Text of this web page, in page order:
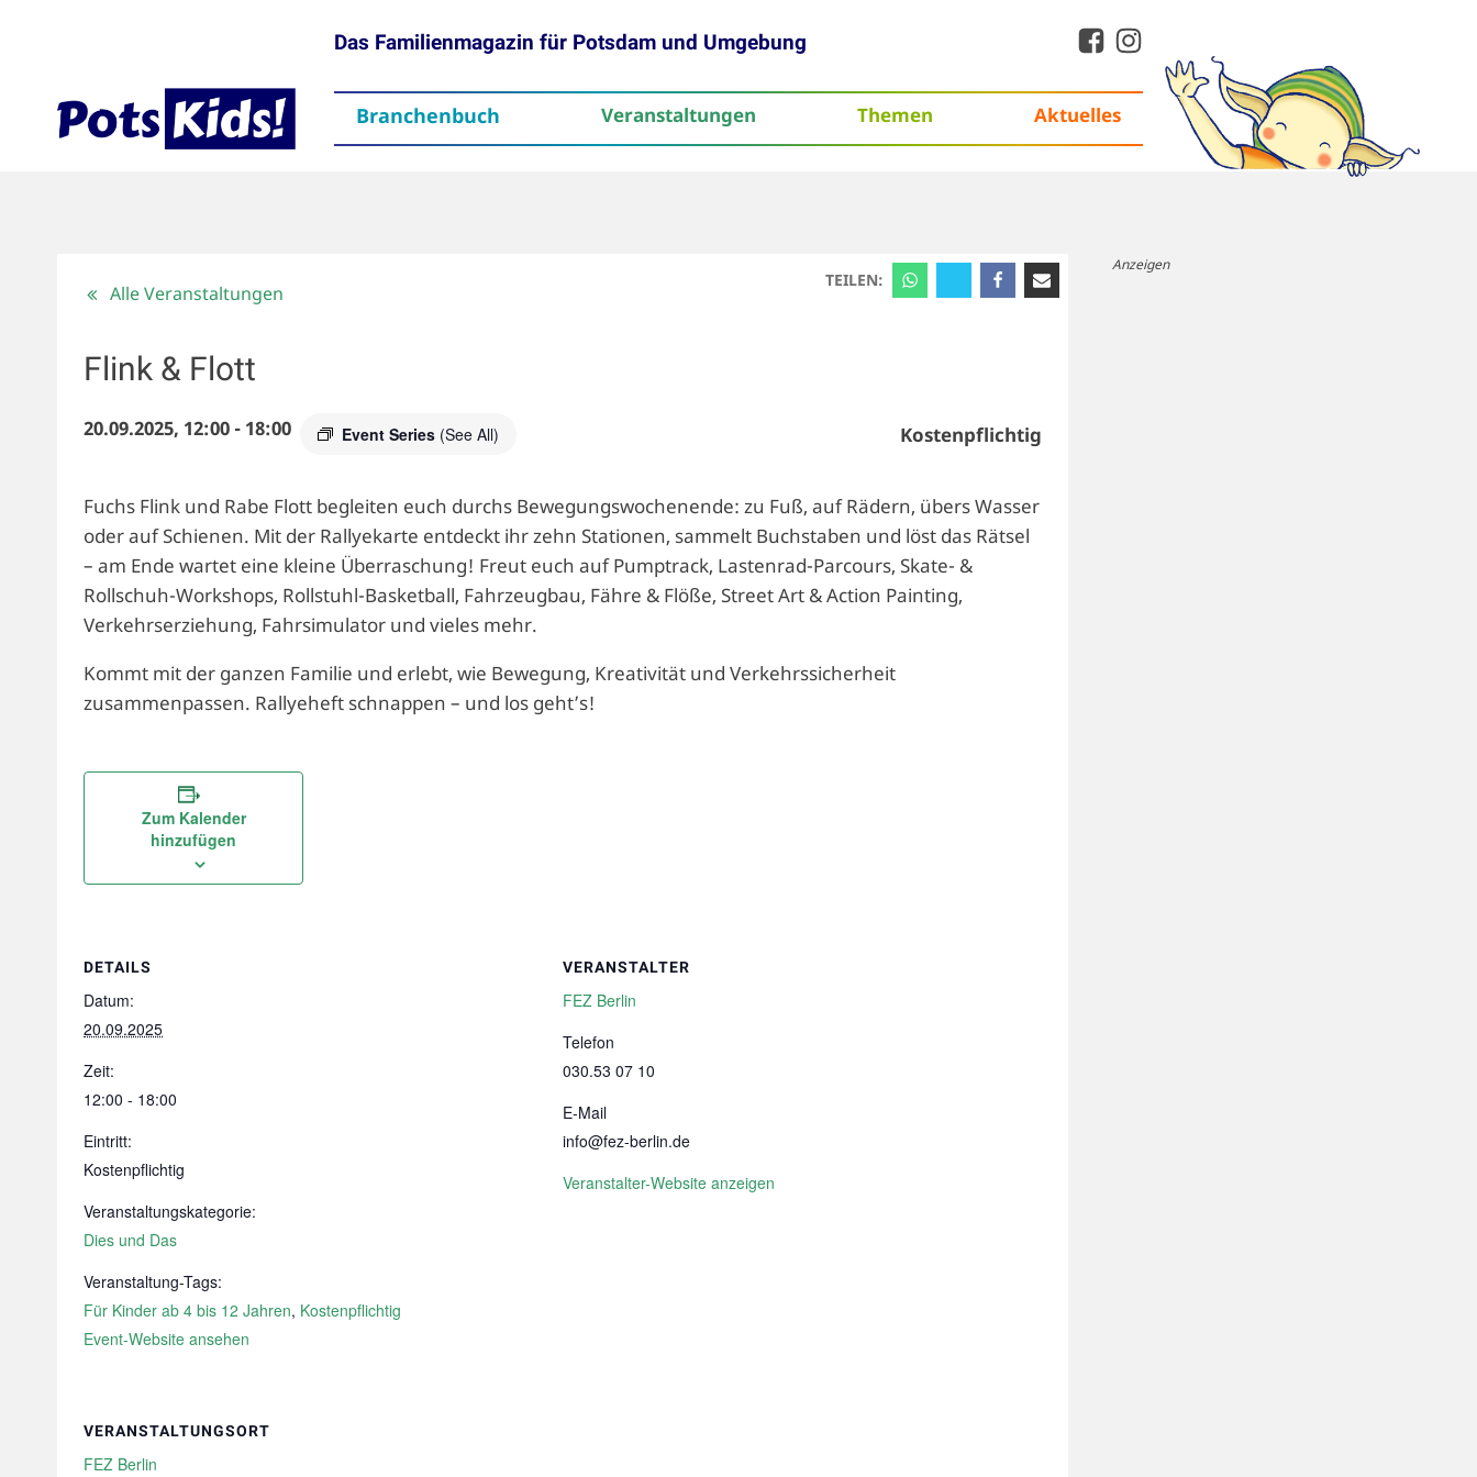
Das Familienmagazin für Potsdam und Umgebung
Branchenbuch Veranstaltungen Themen Aktuelles
TEILEN:
Alle Veranstaltungen
Flink & Flott
20.09.2025, 12:00- 18:00 Event Series (See All) Kostenpflichtig
Fuchs Flink und Rabe Flott begleiten euch durchs Bewegungswochenende: zu Fuß, auf Rädern, übers Wasser
oder auf Schienen. Mit der Rallyekarte entdeckt ihr zehn Stationen, sammelt Buchstaben und löst das Rätsel
– am Ende wartet eine kleine Überraschung! Freut euch auf Pumptrack, Lastenrad-Parcours, Skate- &
Rollschuh-Workshops, Rollstuhl-Basketball, Fahrzeugbau, Fähre & Flöße, Street Art & Action Painting,
Verkehrserziehung, Fahrsimulator und vieles mehr.
Kommt mit der ganzen Familie und erlebt, wie Bewegung, Kreativität und Verkehrssicherheit
zusammenpassen. Rallyeheft schnappen – und los geht’s!
Zum Kalender
hinzufügen
DETAILS
Datum:
20.09.2025
Zeit:
12:00 - 18:00
Eintritt:
Kostenpflichtig
Veranstaltungskategorie:
Dies und Das
Veranstaltung-Tags:
Für Kinder ab 4 bis 12 Jahren, Kostenpflichtig
Event-Website ansehen
VERANSTALTER
FEZ Berlin
Telefon
030.53 07 10
E-Mail
info@fez-berlin.de
Veranstalter-Website anzeigen
VERANSTALTUNGSORT
FEZ Berlin
Anzeigen
ThemenAktuelles